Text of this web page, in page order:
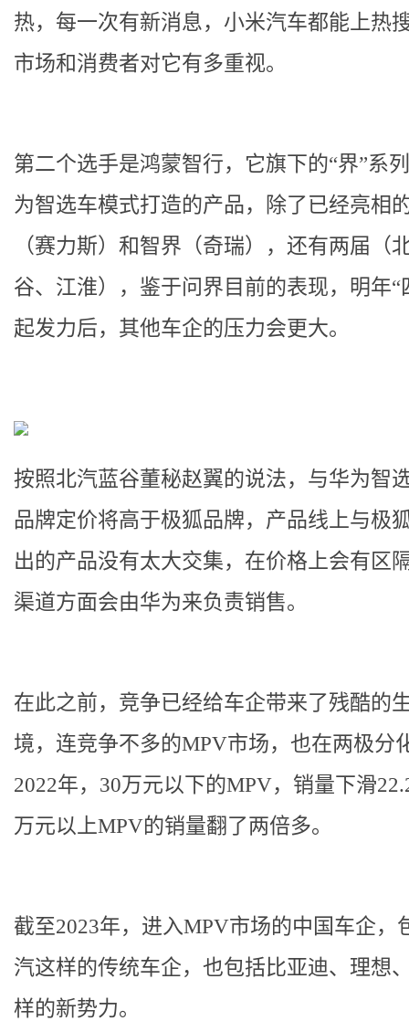
热，每一次有新消息，小米汽车都能上热
市场和消费者对它有多重视。
第二个选手是鸿蒙智行，它旗下的“界”系
为智选车模式打造的产品，除了已经亮相
（赛力斯）和智界（奇瑞），还有两届（
谷、江淮），鉴于问界目前的表现，明年“
起发力后，其他车企的压力会更大。
按照北汽蓝谷董秘赵翼的说法，与华为智
品牌定价将高于极狐品牌，产品线上与极
出的产品没有太大交集，在价格上会有区
渠道方面会由华为来负责销售。
在此之前，竞争已经给车企带来了残酷的
境，连竞争不多的MPV市场，也在两极分
2022年，30万元以下的MPV，销量下滑
万元以上MPV的销量翻了两倍多。
截至2023年，进入MPV市场的中国车企，
汽这样的传统车企，也包括比亚迪、理想
样的新势力。